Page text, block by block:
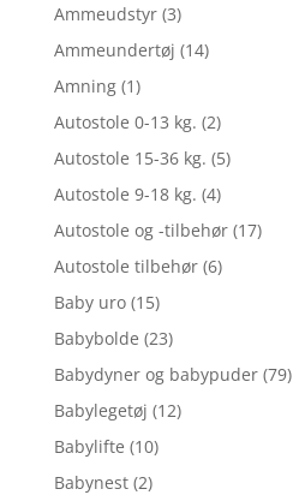
Ammeudstyr (3)
Ammeundertøj (14)
Amning (1)
Autostole 0-13 kg. (2)
Autostole 15-36 kg. (5)
Autostole 9-18 kg. (4)
Autostole og -tilbehør (17)
Autostole tilbehør (6)
Baby uro (15)
Babybolde (23)
Babydyner og babypuder (79)
Babylegetøj (12)
Babylifte (10)
Babynest (2)